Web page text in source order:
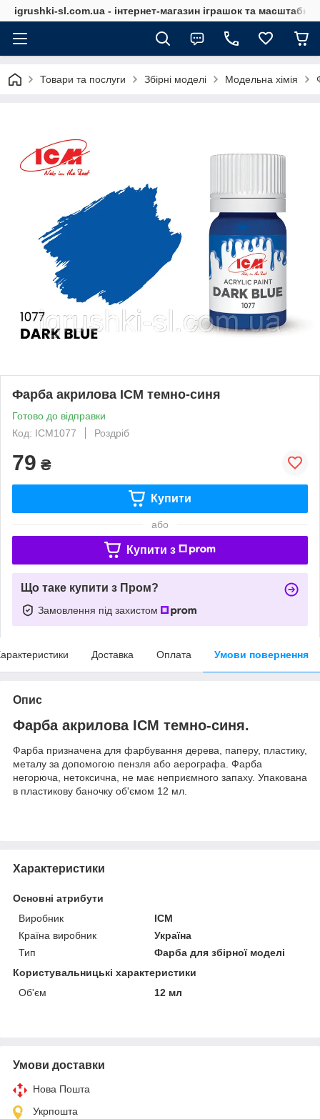
igrushki-sl.com.ua - інтернет-магазин іграшок та
Товари та послуги Збірні моделі Модельна хімія
Фарба акрилова ICM темно-синя
Готово до відправки
Код: ICM1077
Роздріб
79 ₴
Купити
або
Купити з
Що таке купити з Пром?
Замовлення під захистом
Доставка Оплата Умови повернення
Опис
Фарба акрилова ICM темно-синя.
Фарба призначена для фарбування дерева, паперу, пластику,
металу за допомогою пензля або аерографа. Фарба
негорюча, нетоксична, не має неприємного запаху. Упакована
в пластикову баночку об'ємом 12 мл.
Характеристики
Основні атрибути
Виробник
ICM
Країна виробник
Україна
Тип
Фарба для збірної моделі
Користувальницькі характеристики
Об'єм
12 мл
Умови доставки
Нова Пошта
Укрпошта